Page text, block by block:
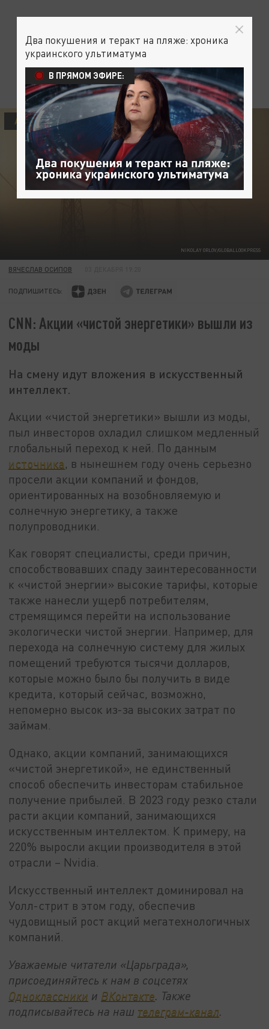
NIKOLAY ORLOV/GLOBALLOOKPRESS
А КАК У НИХ? ТЕХНОЛОГИИ ЭКОНОМИКА
ВЯЧЕСЛАВ ОСИПОВ
ПОДПИШИТЕСЬ:
CNN: Акции «чистой энергетики» вышли из
моды
На смену идут вложения в искусственный
интеллект.
Акции «чистой энергетики» вышли из моды,
пыл инвесторов охладил слишком медленный
глобальный переход к ней. По данным
источника, в нынешнем году очень серьезно
просели акции компаний и фондов,
ориентированных на возобновляемую и
солнечную энергетику, а также
полупроводники.
Как говорят специалисты, среди причин,
способствовавших спаду заинтересованности
к «чистой энергии» высокие тарифы, которые
также нанесли ущерб потребителям,
стремящимся перейти на использование
экологически чистой энергии. Например, для
перехода на солнечную систему для жилых
помещений требуются тысячи долларов,
которые можно было бы получить в виде
кредита, который сейчас, возможно,
непомерно высок из-за высоких затрат по
займам.
Однако, акции компаний, занимающихся
«чистой энергетикой», не единственный
способ обеспечить инвесторам стабильное
получение прибылей. В 2023 году резко стали
расти акции компаний, занимающихся
искусственным интеллектом. К примеру, на
220% выросли акции производителя в этой
отрасли – Nvidia.
Искусственный интеллект доминировал на
Уолл-стрит в этом году, обеспечив
чудовищный рост акций мегатехнологичных
компаний.
Уважаемые читатели «Царьграда»,
присоединяйтесь к нам в соцсетях
Одноклассники и ВКонтакте . Также
подписывайтесь на наш телеграм-канал
Два покушения и теракт на пляже: хроника
украинского ультиматума
В ПРЯМОМ ЭФИРЕ: